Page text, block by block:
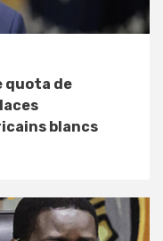
quota de
blancs